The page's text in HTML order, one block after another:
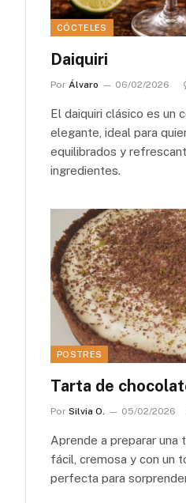
CÓCTELES
Daiquiri
Por Álvaro 06/02/2026
El daiquiri clásico es un
elegante, ideal para
equilibrados y
ingredientes.
POSTRES
Tarta de
Por Silvia O. 05/02/2026
Aprende a preparar una
fácil, cremosa y con un
perfecta para